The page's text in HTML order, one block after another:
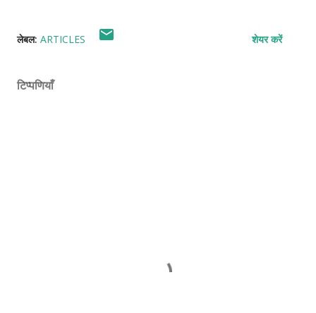
लेबल: ARTICLES शेयर करें
टिप्पणियाँ